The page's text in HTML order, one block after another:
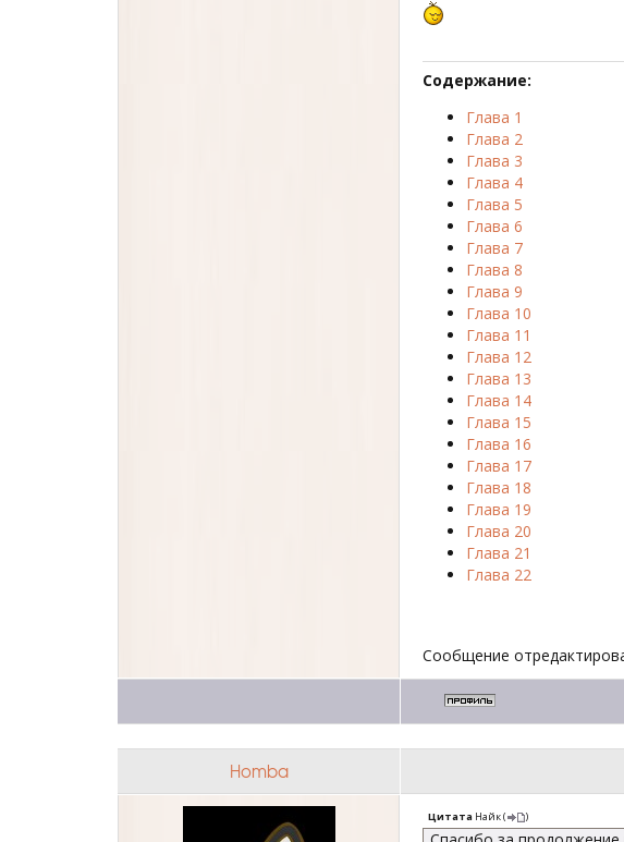
Содержание:
Глава 1
Глава 2
Глава 3
Глава 4
Глава 5
Глава 6
Глава 7
Глава 8
Глава 9
Глава 10
Глава 11
Глава 12
Глава 13
Глава 14
Глава 15
Глава 16
Глава 17
Глава 18
Глава 19
Глава 20
Глава 21
Глава 22
Сообщение
Homba
Цитата Найк( )